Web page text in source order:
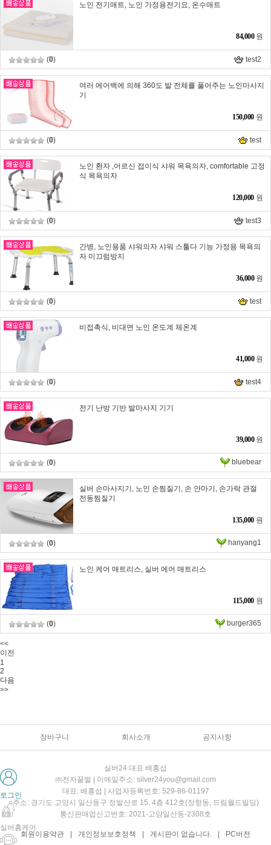
로그인
실버홈케어
노인 전기매트, 노인 가정용전기요, 온수매트
84,000 원
(0) test2
여러 에어백에 의해 360도 발 전체를 풀어주는 노인마사지
기
150,000 원
(0) test
노인 환자 ,어르신 접이식 샤워 목욕의자, comfortable 고정
식 목욕의자
120,000 원
(0) test3
간병, 노인용품 샤워의자 샤워 스툴다 기능 가정용 목욕의
자 미끄럼방지
36,000 원
(0) test
비접촉식, 비대면 노인 온도계 체온계
41,000 원
(0) test4
전기 난방 기반 발마사지 기기
39,000 원
(0) bluebear
실버 손마사지기, 노인 손찜질기, 손 안마기, 손가락 관절
전동찜질기
135,000 원
(0) hanyang1
노인 케어 매트리스, 실버 에어 매트리스
115,000 원
(0) burger365
<<
이전
1
2
다음
>>
장바구니 회사소개 공지사항
실버24 대표 배홍섭
㈜전자꿀벌 | 이메일주소: silver24you@gmail.com
대표: 배홍섭 | 사업자등록번호: 529-86-01197
주소: 경기도 고양시 일산동구 정발산로 15, 4층 412호(장항동, 드림월드빌딩)
통신판매업신고번호: 2021-고양일산동-2308호
회원이용약관 개인정보보호정책 게시판이 없습니다. PC버전